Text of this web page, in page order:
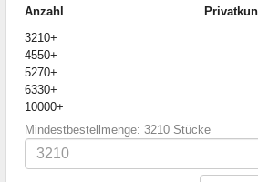
Anzahl
3210+
4550+
5270+
6330+
10000+
Mindestbestellmenge: 3210 Stücke